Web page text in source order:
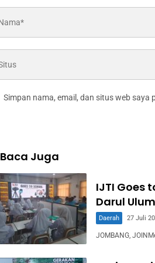
Simpan nama, email, dan situs web
Baca Juga
IJTI Goes
Darul
Daerah 27 Juli
JOMBANG,